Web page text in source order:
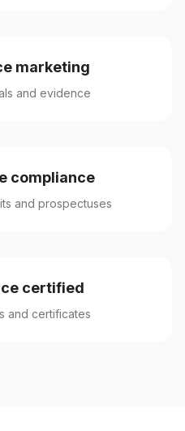
marketing
and evidence
compliance
and prospectuses
certified
and certificates